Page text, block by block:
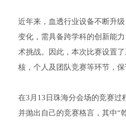
近年来，血透行业设备不断升
变化，需具备跨学科的创新能
术挑战。因此，本次比赛设置
核，个人及团队竞赛等环节，保
在3月13日珠海分会场的竞赛过
并抛出自己的竞赛格言，其中“